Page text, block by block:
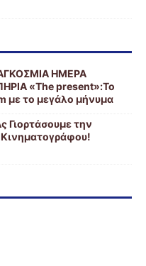
ΗΜΕΡΑ
«The present»:Το
με το μεγάλο μήνυμα
Γιορτάσουμε την